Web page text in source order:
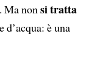
Ma non si tratta
è una